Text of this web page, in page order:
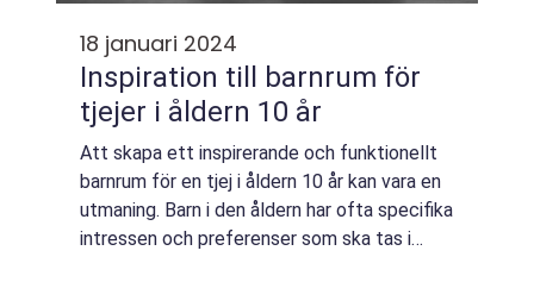
18 januari 2024
Inspiration till barnrum för
tjejer i åldern 10 år
Att skapa ett inspirerande och funktionellt
barnrum för en tjej i åldern 10 år kan vara en
utmaning. Barn i den åldern har ofta specifika
intressen och preferenser som ska tas i